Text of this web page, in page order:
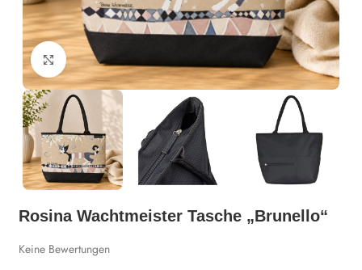
Zum Vergrößern klicken
Rosina Wachtmeister Tasche „Brunello“
Keine Bewertungen